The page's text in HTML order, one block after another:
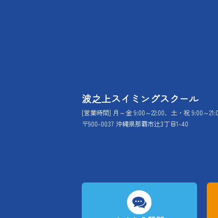
波之上スイミングスクール
[営業時間] 月～金 9:00～22:00、土・祝 9:00～
〒900-0037 沖縄県那覇市辻3丁目1-40